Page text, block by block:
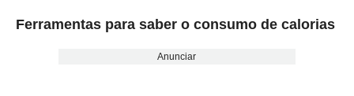
Ferramentas para saber o consumo de calorias
Anunciar